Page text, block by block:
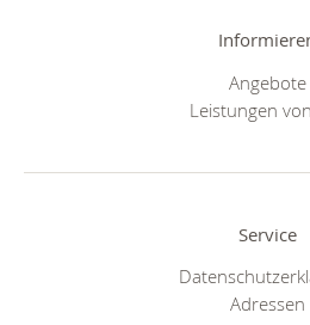
Angebote
Leistungen
Service
Adressen